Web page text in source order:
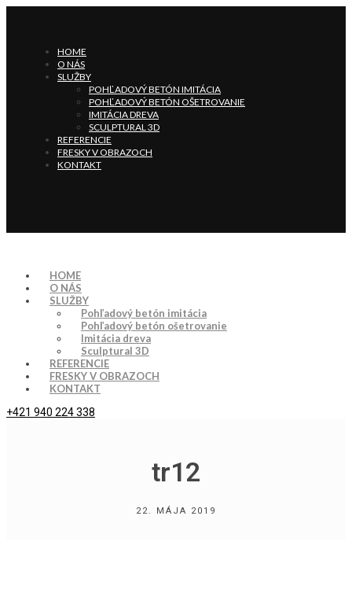
HOME
O NÁS
SLUŽBY
POHĽADOVÝ BETÓN IMITÁCIA
POHĽADOVÝ BETÓN OŠETROVANIE
IMITÁCIA DREVA
SCULPTURAL 3D
REFERENCIE
FRESKY V OBRAZOCH
KONTAKT
HOME
O NÁS
SLUŽBY
Pohľadový betón imitácia
Pohľadový betón ošetrovanie
Imitácia dreva
Sculptural 3D
REFERENCIE
FRESKY V OBRAZOCH
KONTAKT
+421 940 224 338
tr12
22. MÁJA 2019